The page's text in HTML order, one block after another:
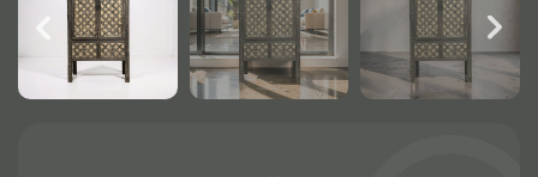
Alle kasten
Glaskast
Boekenkast